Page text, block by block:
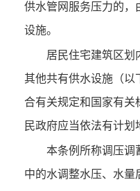
供水管网服务压力的，
设施。
居民住宅建筑区划
其他共有供水设施（以
合有关规定和国家有关
民政府应当依法有计划
本条例所称调压调
中的水调整水压、水量